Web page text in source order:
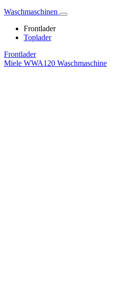
Waschmaschinen
Frontlader
Toplader
Frontlader
Miele WWA120 Waschmaschine